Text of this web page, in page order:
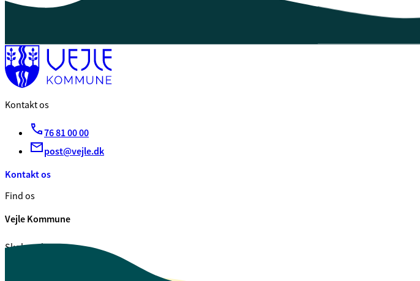
Kontakt os
76 81 00 00
post@vejle.dk
Kontakt os
Find os
Vejle Kommune
Skolegade 1